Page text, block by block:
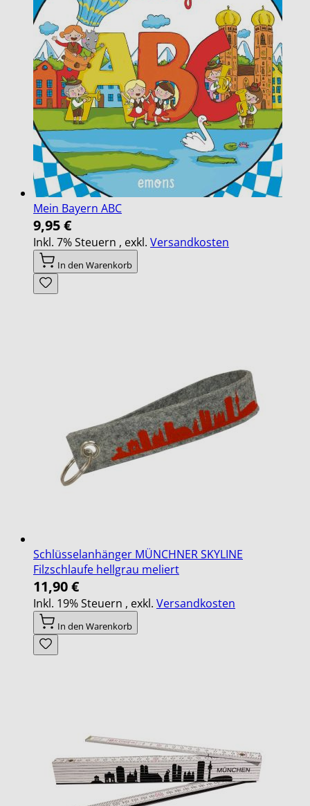
Mein Bayern ABC
9,95 €
Inkl. 7% Steuern , exkl. Versandkosten
In den Warenkorb
Schlüsselanhänger MÜNCHNER SKYLINE
Filzschlaufe hellgrau meliert
11,90 €
Inkl. 19% Steuern , exkl. Versandkosten
In den Warenkorb